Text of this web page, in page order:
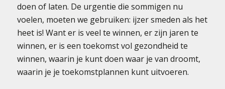
doen of laten. De urgentie die sommigen nu
voelen, moeten we gebruiken: ijzer smeden als het
heet is! Want er is veel te winnen, er zijn jaren te
winnen, er is een toekomst vol gezondheid te
winnen, waarin je kunt doen waar je van droomt,
waarin je je toekomstplannen kunt uitvoeren.